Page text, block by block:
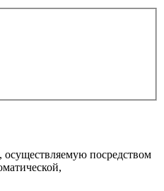
осуществляемую посредством